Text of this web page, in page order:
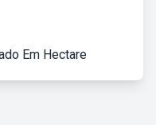
Em Hectare